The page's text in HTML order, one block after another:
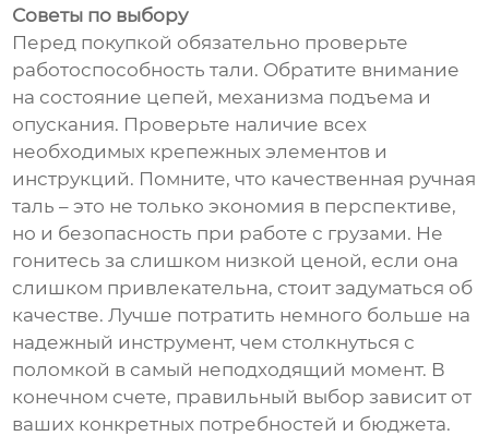
Советы по выбору
Перед покупкой обязательно проверьте
работоспособность тали. Обратите внимание
на состояние цепей, механизма подъема и
опускания. Проверьте наличие всех
необходимых крепежных элементов и
инструкций. Помните, что качественная ручная
таль – это не только экономия в перспективе,
но и безопасность при работе с грузами. Не
гонитесь за слишком низкой ценой, если она
слишком привлекательна, стоит задуматься об
качестве. Лучше потратить немного больше на
надежный инструмент, чем столкнуться с
поломкой в самый неподходящий момент. В
конечном счете, правильный выбор зависит от
ваших конкретных потребностей и бюджета.